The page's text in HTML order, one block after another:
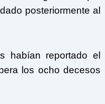
posteriormente al
habían reportado el
los ocho decesos